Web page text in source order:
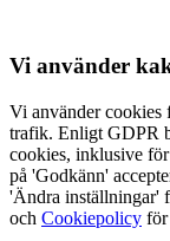
Vi använder
Vi använder cookies
trafik. Enligt GDPR
cookies, inklusive
på 'Godkänn'
'Ändra inställningar'
och Cookiepolicy för